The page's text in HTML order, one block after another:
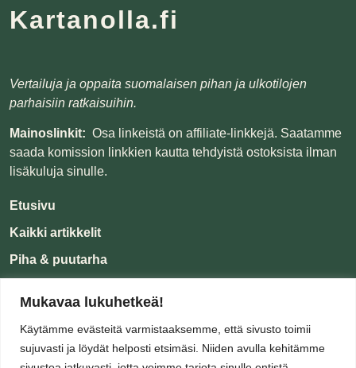
Mukavaa lukuhetkeä!
Käytämme evästeitä varmistaaksemme, että sivusto toimii
sujuvasti ja löydät helposti etsimäsi. Niiden avulla kehitämme
Kartanolla.fi
Vertailuja ja oppaita suomalaisen pihan ja ulkotilojen
parhaisiin ratkaisuihin.
Mainoslinkit: Osa linkeistä on affiliate-linkkejä. Saatamme
saada komission linkkien kautta tehdyistä ostoksista ilman
lisäkuluja sinulle.
Etusivu
Kaikki artikkelit
Piha & puutarha
Tietoa